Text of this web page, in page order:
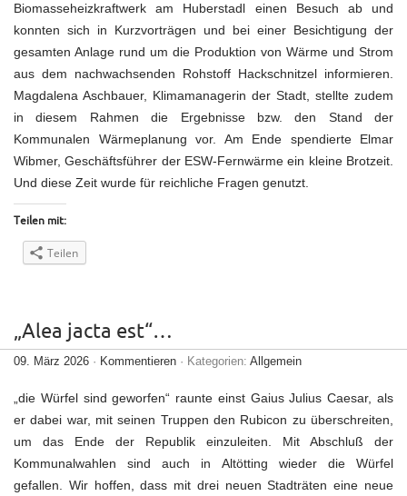
Biomasseheizkraftwerk am Huberstadl einen Besuch ab und
konnten sich in Kurzvorträgen und bei einer Besichtigung der
gesamten Anlage rund um die Produktion von Wärme und Strom
aus dem nachwachsenden Rohstoff Hackschnitzel informieren.
Magdalena Aschbauer, Klimamanagerin der Stadt, stellte zudem
in diesem Rahmen die Ergebnisse bzw. den Stand der
Kommunalen Wärmeplanung vor. Am Ende spendierte Elmar
Wibmer, Geschäftsführer der ESW-Fernwärme ein kleine Brotzeit.
Und diese Zeit wurde für reichliche Fragen genutzt.
Teilen mit:
Teilen
„Alea jacta est“…
09. März 2026 · Kommentieren · Kategorien: Allgemein
„die Würfel sind geworfen“ raunte einst Gaius Julius Caesar, als
er dabei war, mit seinen Truppen den Rubicon zu überschreiten,
um das Ende der Republik einzuleiten. Mit Abschluß der
Kommunalwahlen sind auch in Altötting wieder die Würfel
gefallen. Wir hoffen, dass mit drei neuen Stadträten eine neue